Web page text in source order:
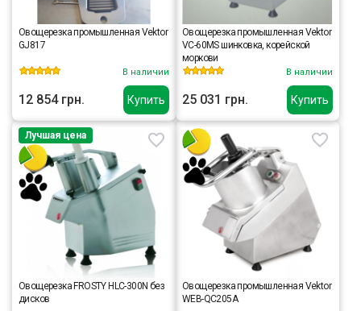
Купить
Овощерезка промышленная Vektor
GJ817
В наличии
12 854 грн. Купить
Овощерезка промышленная Vektor
VC-60MS шинковка, корейской
моркови
В наличии
25 031 грн.
Лучшая цена
Овощерезка FROSTY HLC-300N без
дисков
Овощерезка промышленная Vektor
WEB-QC205A